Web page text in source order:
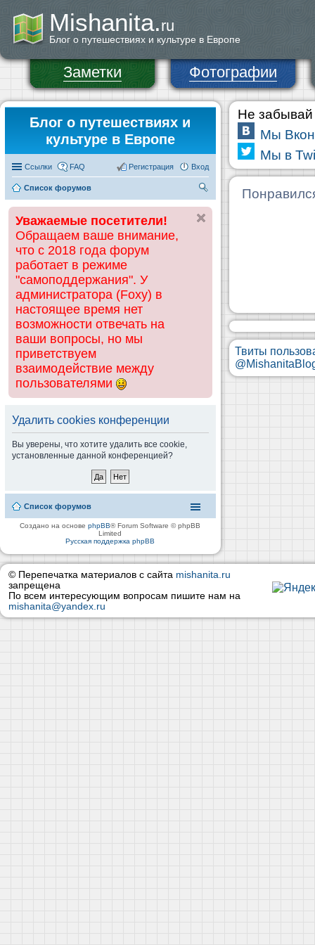
Mishanita.ru
Блог о путешествиях и культуре в Европе
Заметки Фотографии
Блог о путешествиях и
культуре в Европе
Ссылки FAQ Вход
Регистрация
Список форумов
ск
Уважаемые посетители!
Обращаем ваше внимание,
что с 2018 года форум
работает в режиме
"самоподдержания". У
администратора (Foxy) в
настоящее время нет
возможности отвечать на
ваши вопросы, но мы
приветствуем
взаимодействие между
пользователями
Удалить cookies конференции
Вы уверены, что хотите удалить все cookie,
установленные данной конференцией?
Список форумов
Создано на основеphpBB® Forum Software © phpBB
Limited
Русская поддержка phpBB
Не забывай
Мы
Мы в
Твиты
© Перепечатка материалов с сайта mishanita.ru
запрещена
По всем интересующим вопросам пишите нам на
mishanita@yandex.ru